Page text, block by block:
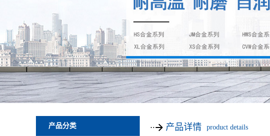
产品分类 产品详情 product details